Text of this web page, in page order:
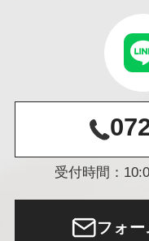
受付時間：
フォ